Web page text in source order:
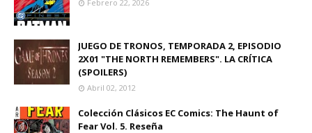
Febrero 22, 2026
JUEGO DE TRONOS, TEMPORADA 2, EPISODIO
2X01 "THE NORTH REMEMBERS". LA CRÍTICA
(SPOILERS)
Abril 02, 2012
Colección Clásicos EC Comics: The Haunt of
Fear Vol. 5. Reseña